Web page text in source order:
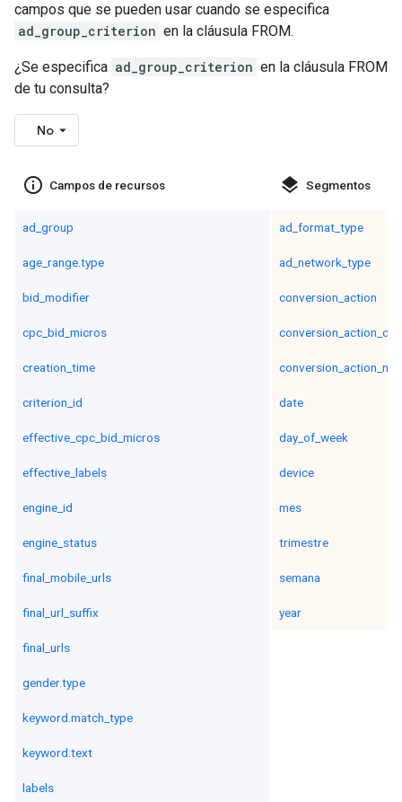
campos que se pueden usar cuando se especifica
ad_group_criterion en la cláusula FROM.
¿Se especifica ad_group_criterion en la cláusula FROM
de tu consulta?
No
info_outline Campos de recursos
ad_group
age_range.type
bid_modifier
cpc_bid_micros
creation_time
criterion_id
effective_cpc_bid_micros
effective_labels
engine_id
engine_status
final_mobile_urls
final_url_suffix
final_urls
gender.type
keyword.match_type
keyword.text
labels
layers Segmentos
ad_format_type
ad_network_type
conversion_action
date
day_of_week
device
mes
trimestre
semana
year